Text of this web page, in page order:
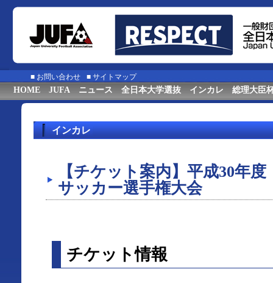
■ お問い合わせ ■ サイトマップ
HOME JUFA ニュース 全日本大学選抜 インカレ 総理大臣
インカレ
【チケット案内】平成30年
サッカー選手権大会
チケット情報